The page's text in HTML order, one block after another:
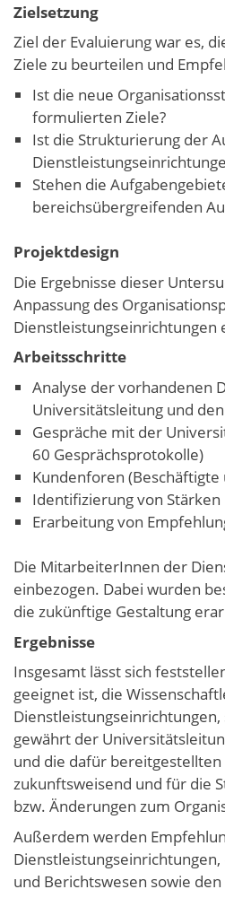
Zielsetzung
Ziel der Evaluierung war es,
Ziele zu beurteilen und
Ist die neue
formulierten Ziele?
Ist die Strukturierung der
Stehen die
bereichsübergreifenden
Projektdesign
Die Ergebnisse dieser
Anpassung des
Arbeitsschritte
Analyse der vorhandenen
Universitätsleitung und
Gespräche mit der
60 Gesprächsprotokolle)
Kundenforen
Identifizierung von
Erarbeitung von
Die MitarbeiterInnen der
einbezogen. Dabei wurden
die zukünftige Gestaltung
Ergebnisse
Insgesamt lässt sich
geeignet ist, die
gewährt der
und die dafür
zukunftsweisend und für die
bzw. Änderungen zum
Außerdem werden
und Berichtswesen sowie